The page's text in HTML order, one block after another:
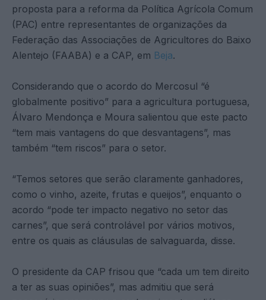
proposta para a reforma da Política Agrícola Comum
(PAC) entre representantes de organizações da
Federação das Associações de Agricultores do Baixo
Alentejo (FAABA) e a CAP, em Beja.
Considerando que o acordo do Mercosul “é
globalmente positivo” para a agricultura portuguesa,
Álvaro Mendonça e Moura salientou que este pacto
“tem mais vantagens do que desvantagens”, mas
também “tem riscos” para o setor.
“Temos setores que serão claramente ganhadores,
como o vinho, azeite, frutas e queijos”, enquanto o
acordo “pode ter impacto negativo no setor das
carnes”, que será controlável por vários motivos,
entre os quais as cláusulas de salvaguarda, disse.
O presidente da CAP frisou que “cada um tem direito
a ter as suas opiniões”, mas admitiu que será